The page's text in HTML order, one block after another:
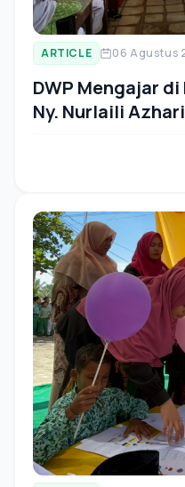
ARTICLE 06 Agustus
DWP Mengajar di
Ny. Nurlaili